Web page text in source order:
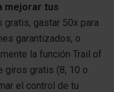
mejorar tus
gastar 50x para
garantizados, o
la función Trail of
giros gratis (8, 10 o
el control de tu